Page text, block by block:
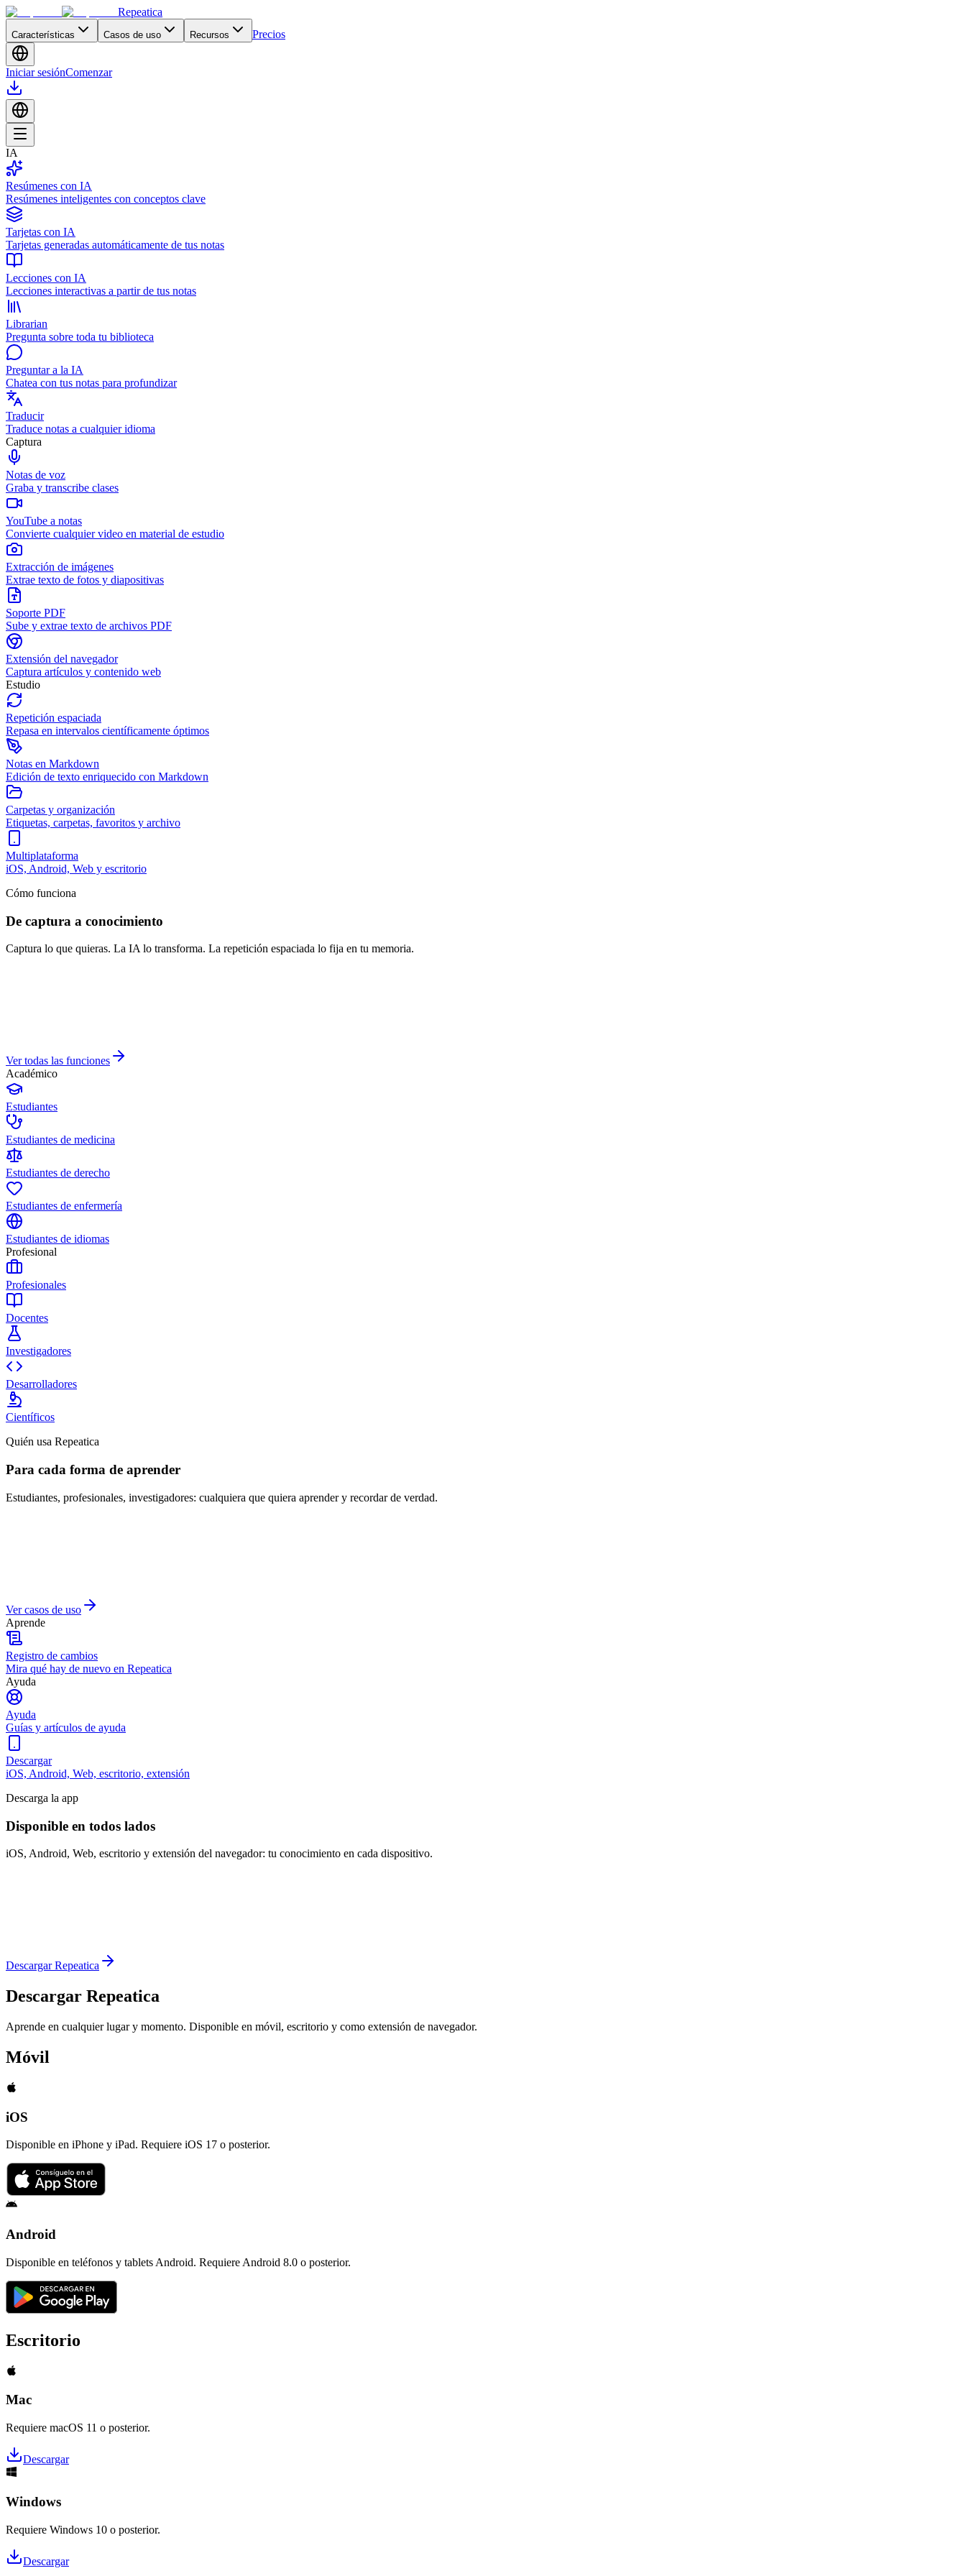
Repeatica
Características Casos de uso Recursos Precios
Iniciar sesiónComenzar
IA
Resúmenes con IA
Resúmenes inteligentes con conceptos clave
Tarjetas con IA
Tarjetas generadas automáticamente de tus notas
Lecciones con IA
Lecciones interactivas a partir de tus notas
Librarian
Pregunta sobre toda tu biblioteca
Preguntar a la IA
Chatea con tus notas para profundizar
Traducir
Traduce notas a cualquier idioma
Captura
Notas de voz
Graba y transcribe clases
YouTube a notas
Convierte cualquier video en material de estudio
Extracción de imágenes
Extrae texto de fotos y diapositivas
Soporte PDF
Sube y extrae texto de archivos PDF
Extensión del navegador
Captura artículos y contenido web
Estudio
Repetición espaciada
Repasa en intervalos científicamente óptimos
Notas en Markdown
Edición de texto enriquecido con Markdown
Carpetas y organización
Etiquetas, carpetas, favoritos y archivo
Multiplataforma
iOS, Android, Web y escritorio
Cómo funciona
De captura a conocimiento
Captura lo que quieras. La IA lo transforma. La repetición espaciada lo fija en tu memoria.
Ver todas las funciones
Académico
Estudiantes
Estudiantes de medicina
Estudiantes de derecho
Estudiantes de enfermería
Estudiantes de idiomas
Profesional
Profesionales
Docentes
Investigadores
Desarrolladores
Científicos
Quién usa Repeatica
Para cada forma de aprender
Estudiantes, profesionales, investigadores: cualquiera que quiera aprender y recordar de verdad.
Ver casos de uso
Aprende
Registro de cambios
Mira qué hay de nuevo en Repeatica
Ayuda
Ayuda
Guías y artículos de ayuda
Descargar
iOS, Android, Web, escritorio, extensión
Descarga la app
Disponible en todos lados
iOS, Android, Web, escritorio y extensión del navegador: tu conocimiento en cada dispositivo.
Descargar Repeatica
Descargar Repeatica
Aprende en cualquier lugar y momento. Disponible en móvil, escritorio y como extensión de navegador.
Móvil
iOS
Disponible en iPhone y iPad. Requiere iOS 17 o posterior.
Android
Disponible en teléfonos y tablets Android. Requiere Android 8.0 o posterior.
Escritorio
Mac
Requiere macOS 11 o posterior.
Descargar
Windows
Requiere Windows 10 o posterior.
Descargar